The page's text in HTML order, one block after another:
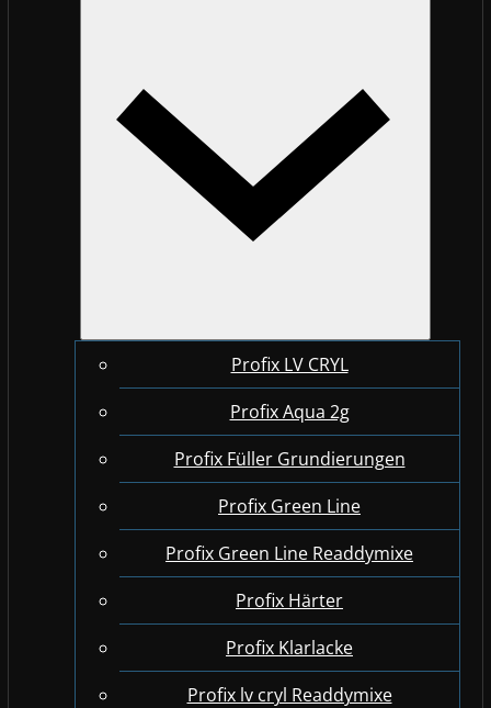
Profix LV CRYL
Profix Aqua 2g
Profix Füller Grundierungen
Profix Green Line
Profix Green Line Readdymixe
Profix Härter
Profix Klarlacke
Profix lv cryl Readdymixe